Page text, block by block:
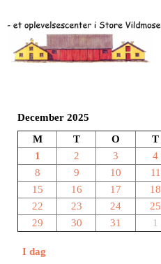
December 2025
M
T O T
1
2 3 4
8
9 10 11
15
16 17 18
22
23 24 25
29
30 31 1
I dag